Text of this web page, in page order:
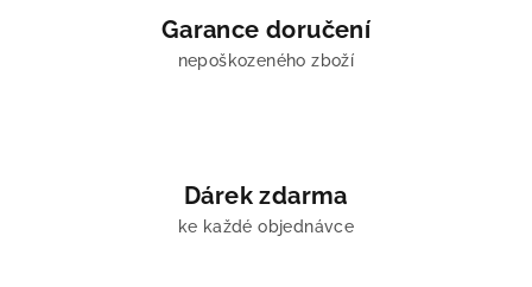
k
y
s
u
Garance doručení
nepoškozeného zboží
Dárek zdarma
ke každé objednávce